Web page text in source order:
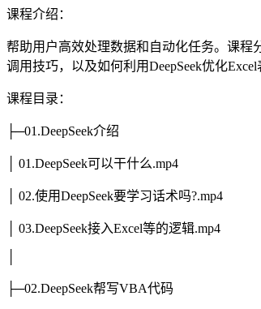
课程介绍：
帮助用户高效处理数据和自动化任务。课程
调用技巧，以及如何利用DeepSeek优化
课程目录：
├─01.DeepSeek介绍
│ 01.DeepSeek可以干什么.mp4
│ 02.使用DeepSeek要学习话术吗?.mp4
│ 03.DeepSeek接入Excel等的逻辑.mp4
├─02.DeepSeek帮写VBA代码